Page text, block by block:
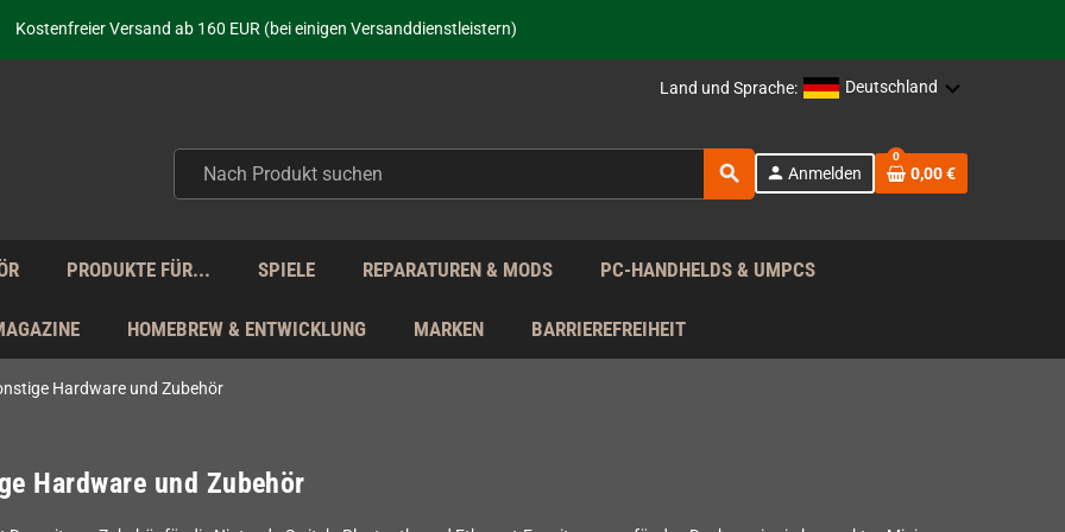
Kostenfreier Versand ab 160 EUR (bei einigen Versanddienstleistern)
Seit über 20 Jahren Deine Anlaufstelle für neue Retro-Hardware!
Täglicher Versand Mo - Fr aus Deutschland - zollfrei innerhalb der EU!
Land und Sprache: Deutschland
search person Anmelden
0
0,00 €
PRODUKTE FÜR... SPIELE REPARATUREN & MODS PC-HANDHELDS & UMPCS
HOMEBREW & ENTWICKLUNG MARKEN BARRIEREFREIHEIT
Hardware und Zubehör
Hardware und Zubehör